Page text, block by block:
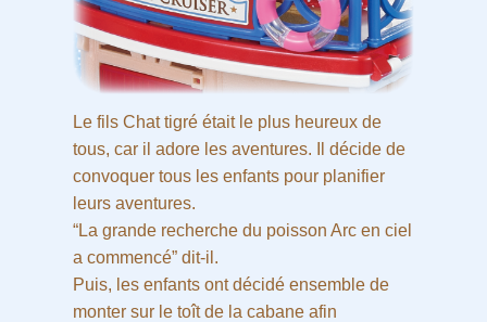
Le fils Chat tigré était le plus heureux de
tous, car il adore les aventures. Il décide de
convoquer tous les enfants pour planifier
leurs aventures.
“La grande recherche du poisson Arc en ciel
a commencé” dit-il.
Puis, les enfants ont décidé ensemble de
monter sur le toît de la cabane afin